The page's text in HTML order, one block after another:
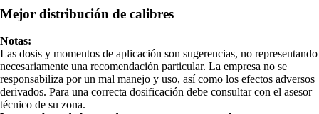
Mejor distribución de calibres
Notas:
Las dosis y momentos de aplicación son sugerencias, no representando
necesariamente una recomendación particular. La empresa no se
responsabiliza por un mal manejo y uso, así como los efectos adversos
derivados. Para una correcta dosificación debe consultar con el asesor
técnico de su zona.